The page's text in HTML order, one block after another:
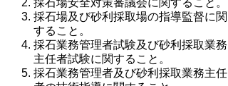
採石場安全対策審議会に関すること。
採石場及び砂利採取場の指導監督に関
すること。
採石業務管理者試験及び砂利採取業務
主任者試験に関すること。
採石業務管理者及び砂利採取業務主任